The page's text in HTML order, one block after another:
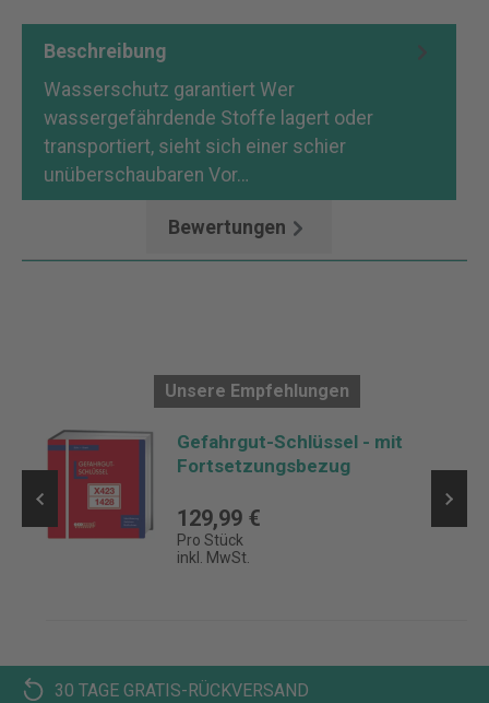
Beschreibung
Wasserschutz garantiert Wer
wassergefährdende Stoffe lagert oder
transportiert, sieht sich einer schier
unüberschaubaren Vor…
Bewertungen
Unsere Empfehlungen
Gefahrgut-Schlüssel - mit
Fortsetzungsbezug
129,99 €
Pro Stück
inkl. MwSt.
30 TAGE GRATIS-RÜCKVERSAND